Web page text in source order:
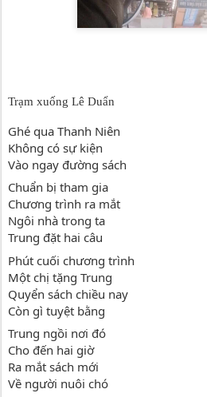
Trạm xuống Lê Duẩn
Ghé qua Thanh Niên
Không có sự kiện
Vào ngay đường sách
Chuẩn bị tham gia
Chương trình ra mắt
Ngôi nhà trong ta
Trung đặt hai câu
Phút cuối chương trình
Một chị tặng Trung
Quyển sách chiều nay
Còn gì tuyệt bằng
Trung ngồi nơi đó
Cho đến hai giờ
Ra mắt sách mới
Về người nuôi chó